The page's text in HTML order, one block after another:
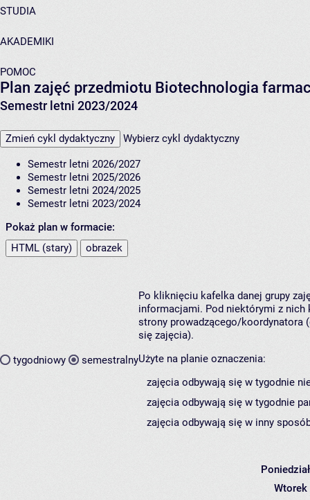
STUDIA
AKADEMIKI
POMOC
Plan zajęć przedmiotu Biotechnologia
Semestr letni 2023/2024
Zmień cykl dydaktyczny Wybierz cykl dydaktyczny
Semestr letni 2026/2027
Semestr letni 2025/2026
Semestr letni 2024/2025
Semestr letni 2023/2024
Pokaż plan w formacie:
HTML (stary)
obrazek
tygodniowy semestralny
Po kliknięciu kafelka danej grupy
informacjami. Pod niektórymi z nich
strony prowadzącego/koordynatora
się zajęcia).
Użyte na planie oznaczenia:
zajęcia odbywają się w tygodnie
zajęcia odbywają się w tygodnie
zajęcia odbywają się w inny
Wtorek